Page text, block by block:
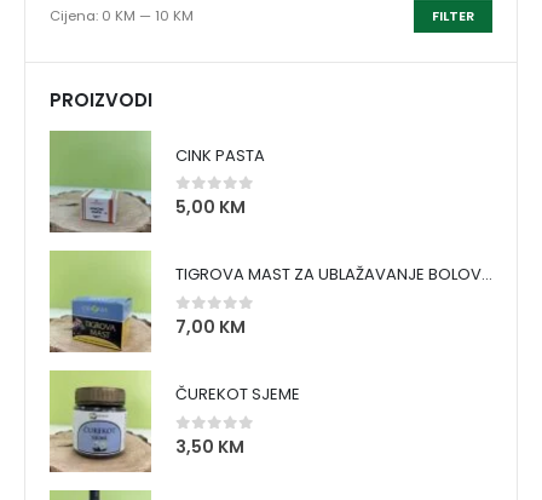
FILTER
Cijena: 0 KM — 10 KM
PROIZVODI
CINK PASTA
0 out of 5
5,00 KM
TIGROVA MAST ZA UBLAŽAVANJE BOLOVA I ZAGRIJAVANJE MIŠIĆA
0 out of 5
7,00 KM
ČUREKOT SJEME
0 out of 5
3,50 KM